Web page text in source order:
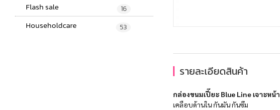
Flash sale 16
Householdcare 53
รายละเอียดสินค้า
กล่องขนมเปี๊ยะ Blue Line เจาะหน้า
เคลือบด้านใน กันมัน กันซึม